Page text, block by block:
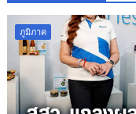
ภูมิภาค